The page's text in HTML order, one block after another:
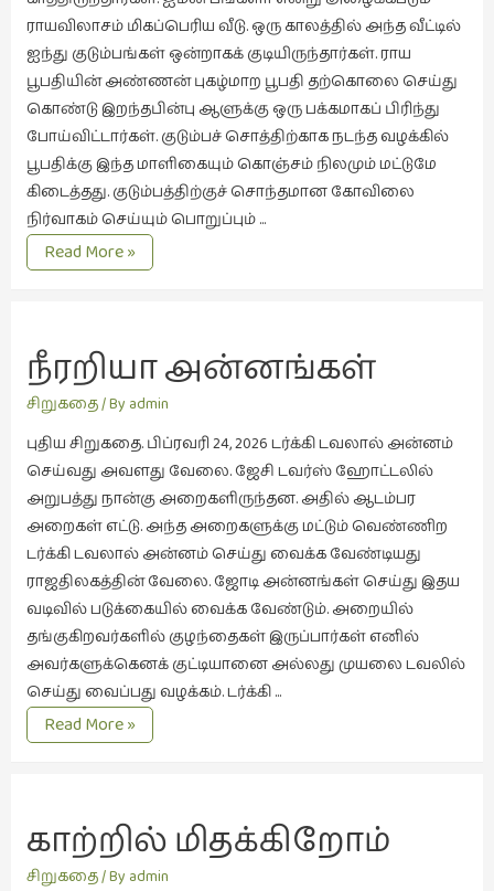
சிறிய
உண்மைகள்
சிறுகதை
(138)
சினிமா
(566)
சுழலும்
பார்வைகள்
கொண்டவர்கள்
எழுத்து
நாடகம்
நாவல்கள்
நாவல்கள்
(40)
நினைவுகுறிப்பு
நுண்கலை
(11)
ராயவிலாசம் மிகப்பெரிய வீடு. ஒரு காலத்தில் அந்த வீட்டில்
ஐந்து குடும்பங்கள் ஒன்றாகக் குடியிருந்தார்கள். ராய
பூபதியின் அண்ணன் புகழ்மாற பூபதி தற்கொலை செய்து
கொண்டு இறந்தபின்பு ஆளுக்கு ஒரு பக்கமாகப் பிரிந்து
போய்விட்டார்கள். குடும்பச் சொத்திற்காக நடந்த வழக்கில்
பூபதிக்கு இந்த மாளிகையும் கொஞ்சம் நிலமும் மட்டுமே
கிடைத்தது. குடும்பத்திற்குச் சொந்தமான கோவிலை
நிர்வாகம் செய்யும் பொறுப்பும் …
நிழலானை
Read More »
நீரறியா அன்னங்கள்
சிறுகதை/ By admin
புதிய சிறுகதை. பிப்ரவரி 24, 2026 டர்க்கி டவலால் அன்னம்
செய்வது அவளது வேலை. ஜேசி டவர்ஸ் ஹோட்டலில்
அறுபத்து நான்கு அறைகளிருந்தன. அதில் ஆடம்பர
அறைகள் எட்டு. அந்த அறைகளுக்கு மட்டும் வெண்ணிற
டர்க்கி டவலால் அன்னம் செய்து வைக்க வேண்டியது
ராஜதிலகத்தின் வேலை. ஜோடி அன்னங்கள் செய்து இதய
வடிவில் படுக்கையில் வைக்க வேண்டும். அறையில்
தங்குகிறவர்களில் குழந்தைகள் இருப்பார்கள் எனில்
அவர்களுக்கெனக் குட்டியானை அல்லது முயலை டவலில்
செய்து வைப்பது வழக்கம். டர்க்கி …
நீரறியா
அன்னங்கள்
Read More »
காற்றில் மிதக்கிறோம்
சிறுகதை/ By admin